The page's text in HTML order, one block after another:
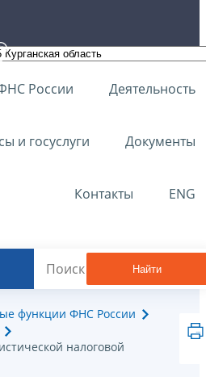
России Деятельность
и госуслуги Документы
Контакты ENG
Найти
функции ФНС России
налоговой